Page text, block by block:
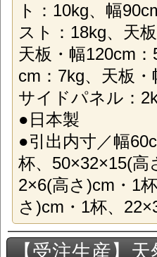
ト：10kg、幅
スト：18kg、天
天板・幅120cm
cm：7kg、天板
サイドパネル：
●日本製
●引出内寸／幅
杯、50×32×15(高
2×6(高さ)cm・1
さ)cm・1杯、
【受注生産】